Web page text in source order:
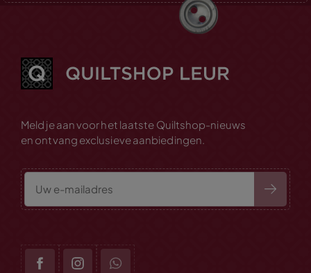
Meld je aan voor het laatste Quiltshop-nieuws
en ontvang exclusieve aanbiedingen.